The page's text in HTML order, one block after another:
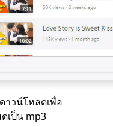
าวน์โหลดเพื่อ
เป็น mp3